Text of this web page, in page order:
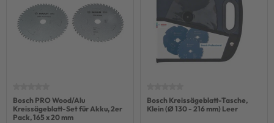
Bosch PRO Wood/Alu
Kreissägeblatt-Set für Akku, 2er
Pack, 165 x 20 mm
Bosch Kreissägeblatt-Tasche,
Klein (Ø 130 - 216 mm) Leer